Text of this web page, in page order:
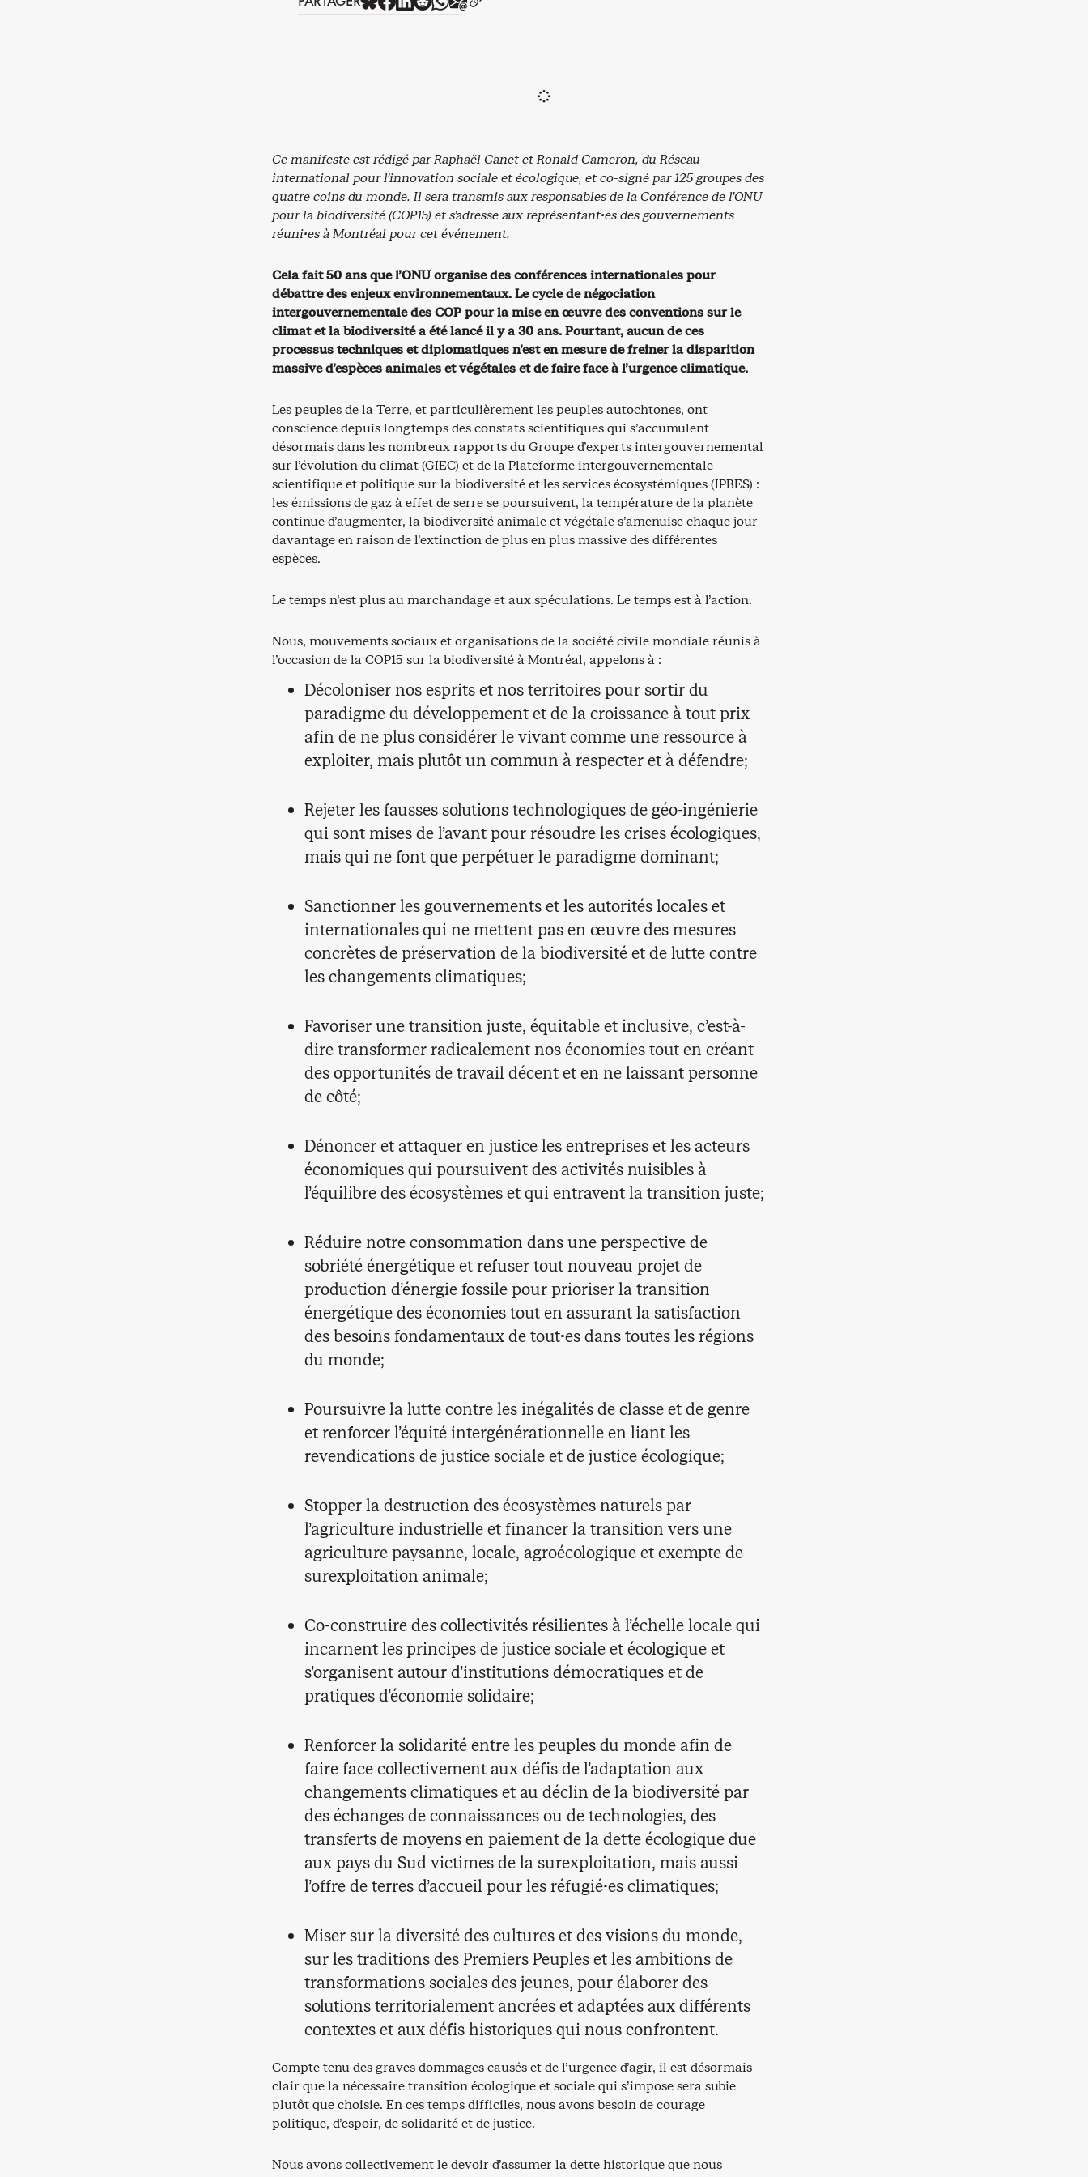
Ce manifeste est rédigé par Raphaël Canet et Ronald Cameron, du Réseau
international pour l’innovation sociale et écologique, et co-signé par 125 groupes des
quatre coins du monde. Il sera transmis aux responsables de la Conférence de l’ONU
pour la biodiversité (COP15) et s’adresse aux représentant·es des gouvernements
réuni·es à Montréal pour cet événement.
Cela fait 50 ans que l’ONU organise des conférences internationales pour
débattre des enjeux environnementaux. Le cycle de négociation
intergouvernementale des COP pour la mise en œuvre des conventions sur le
climat et la biodiversité a été lancé il y a 30 ans. Pourtant, aucun de ces
processus techniques et diplomatiques n’est en mesure de freiner la disparition
massive d’espèces animales et végétales et de faire face à l’urgence climatique.
Les peuples de la Terre, et particulièrement les peuples autochtones, ont
conscience depuis longtemps des constats scientifiques qui s’accumulent
désormais dans les nombreux rapports du Groupe d’experts intergouvernemental
sur l’évolution du climat (GIEC) et de la Plateforme intergouvernementale
scientifique et politique sur la biodiversité et les services écosystémiques (IPBES) :
les émissions de gaz à effet de serre se poursuivent, la température de la planète
continue d’augmenter, la biodiversité animale et végétale s’amenuise chaque jour
davantage en raison de l’extinction de plus en plus massive des différentes
espèces.
Le temps n’est plus au marchandage et aux spéculations. Le temps est à l’action.
Nous, mouvements sociaux et organisations de la société civile mondiale réunis à
l’occasion de la COP15 sur la biodiversité à Montréal, appelons à :
Décoloniser nos esprits et nos territoires pour sortir du
paradigme du développement et de la croissance à tout prix
afin de ne plus considérer le vivant comme une ressource à
exploiter, mais plutôt un commun à respecter et à défendre;
Rejeter les fausses solutions technologiques de géo-ingénierie
qui sont mises de l’avant pour résoudre les crises écologiques,
mais qui ne font que perpétuer le paradigme dominant;
Sanctionner les gouvernements et les autorités locales et
internationales qui ne mettent pas en œuvre des mesures
concrètes de préservation de la biodiversité et de lutte contre
les changements climatiques;
Favoriser une transition juste, équitable et inclusive, c’est-à-
dire transformer radicalement nos économies tout en créant
des opportunités de travail décent et en ne laissant personne
de côté;
Dénoncer et attaquer en justice les entreprises et les acteurs
économiques qui poursuivent des activités nuisibles à
l’équilibre des écosystèmes et qui entravent la transition juste;
Réduire notre consommation dans une perspective de
sobriété énergétique et refuser tout nouveau projet de
production d’énergie fossile pour prioriser la transition
énergétique des économies tout en assurant la satisfaction
des besoins fondamentaux de tout·es dans toutes les régions
du monde;
Poursuivre la lutte contre les inégalités de classe et de genre
et renforcer l’équité intergénérationnelle en liant les
revendications de justice sociale et de justice écologique;
Stopper la destruction des écosystèmes naturels par
l’agriculture industrielle et financer la transition vers une
agriculture paysanne, locale, agroécologique et exempte de
surexploitation animale;
Co-construire des collectivités résilientes à l’échelle locale qui
incarnent les principes de justice sociale et écologique et
s’organisent autour d’institutions démocratiques et de
pratiques d’économie solidaire;
Renforcer la solidarité entre les peuples du monde afin de
faire face collectivement aux défis de l’adaptation aux
changements climatiques et au déclin de la biodiversité par
des échanges de connaissances ou de technologies, des
transferts de moyens en paiement de la dette écologique due
aux pays du Sud victimes de la surexploitation, mais aussi
l’offre de terres d’accueil pour les réfugié·es climatiques;
Miser sur la diversité des cultures et des visions du monde,
sur les traditions des Premiers Peuples et les ambitions de
transformations sociales des jeunes, pour élaborer des
solutions territorialement ancrées et adaptées aux différents
contextes et aux défis historiques qui nous confrontent.
Compte tenu des graves dommages causés et de l’urgence d’agir, il est désormais
clair que la nécessaire transition écologique et sociale qui s’impose sera subie
plutôt que choisie. En ces temps difficiles, nous avons besoin de courage
politique, d’espoir, de solidarité et de justice.
Nous avons collectivement le devoir d’assumer la dette historique que nous